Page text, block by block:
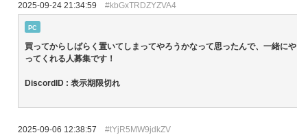
2025-09-24 21:34:59 #kbGxTRDZYZVA4
PC
買ってからしばらく置いてしまってやろうかなって思ったんで、一緒にや
ってくれる人募集です！
DiscordID : 表示期限切れ
2025-09-06 12:38:57 #tYjR5MW9jdkZV